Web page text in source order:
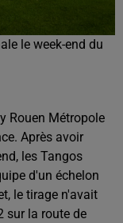
le week-end du
Rouen Métropole
Après avoir
les Tangos
d'un échelon
le tirage n'avait
sur la route de